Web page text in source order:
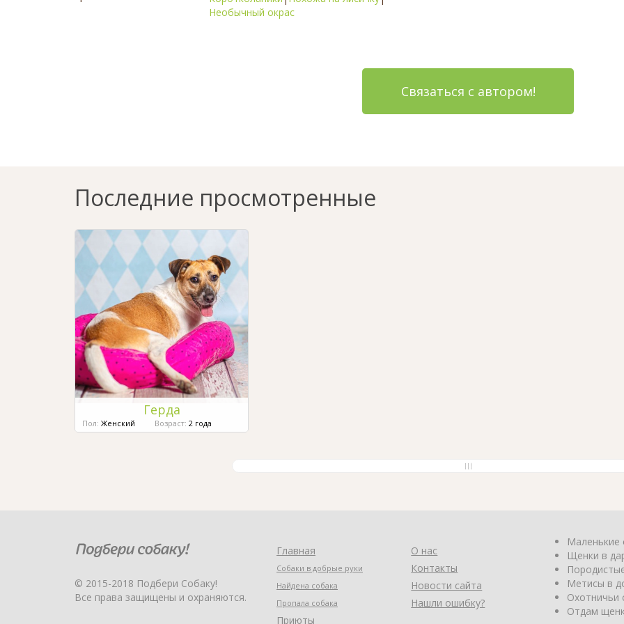
Необычный окрас
Связаться с автором!
Последние просмотренные
Герда
Пол: Женский Возраст: 2 года
© 2015-2018 Подбери Собаку!
Все права защищены и охраняются.
Главная
Собаки в добрые руки
Найдена собака
Пропала собака
Приюты
О нас
Контакты
Новости сайта
Нашли ошибку?
Маленькие
Щенки в
Метисы в
Охотничьи
Отдам